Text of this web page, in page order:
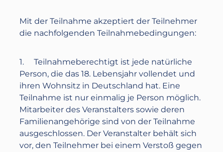
Mit der Teilnahme akzeptiert der Teilnehmer
die nachfolgenden Teilnahmebedingungen:
1. Teilnahmeberechtigt ist jede natürliche
Person, die das 18. Lebensjahr vollendet und
ihren Wohnsitz in Deutschland hat. Eine
Teilnahme ist nur einmalig je Person möglich.
Mitarbeiter des Veranstalters sowie deren
Familienangehörige sind von der Teilnahme
ausgeschlossen. Der Veranstalter behält sich
vor, den Teilnehmer bei einem Verstoß gegen